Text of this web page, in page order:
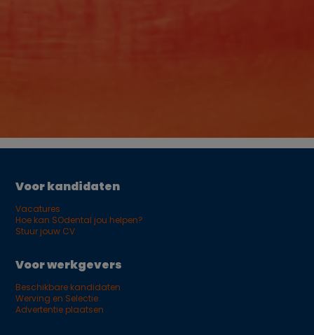
Voor kandidaten
Vacatures
Hoe kan SOdental jou helpen?
Stuur jouw CV
Voor werkgevers
Beschikbare kandidaten
Werving en Selectie
Advertentie plaatsen